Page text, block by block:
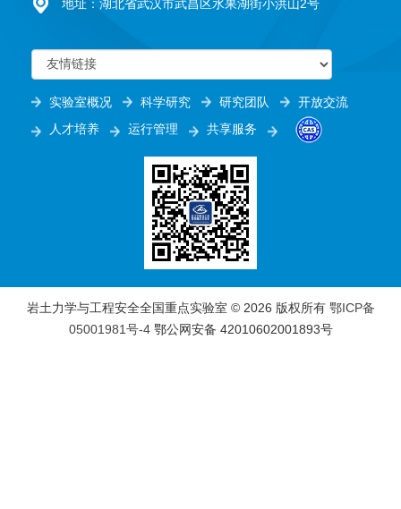
地址：湖北省武汉市武昌区水果湖街小洪山2号
实验室概况 科学研究 研究团队
开放交流
人才培养
运行管理 共享服务
岩土力学与工程安全全国重点实验室 © 2026 版权所有 鄂ICP备
05001981号-4鄂公网安备 42010602001893号